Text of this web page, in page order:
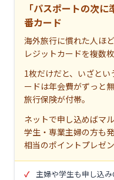
「パスポートの次
番カード
海外旅行に慣れた人ほ
レジットカードを複数
1枚だけだと、いざと
ードは年会費がずっと
旅行保険が付帯。
ネットで申し込めばマ
学生・専業主婦の方も
相当のポイントプレゼン
主婦や学生も申し込